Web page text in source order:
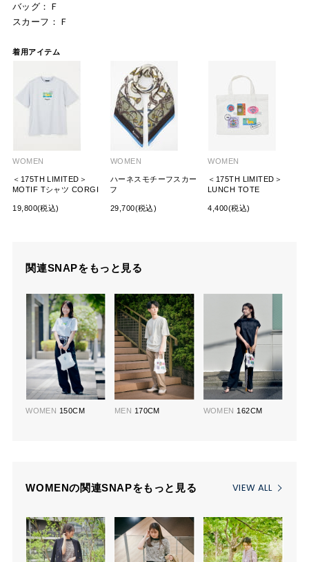
バッグ：Ｆ
スカーフ：Ｆ
着用アイテム
WOMEN
＜175TH LIMITED＞
MOTIF Tシャツ CORGI
19,800(税込)
WOMEN
ハーネスモチーフスカー
フ
29,700(税込)
WOMEN
＜175TH LIMITED＞
LUNCH TOTE
4,400(税込)
関連SNAPをもっと見る
WOMEN 150CM MEN 170CM WOMEN 162CM
WOMENの関連SNAPをもっと見る VIEW ALL